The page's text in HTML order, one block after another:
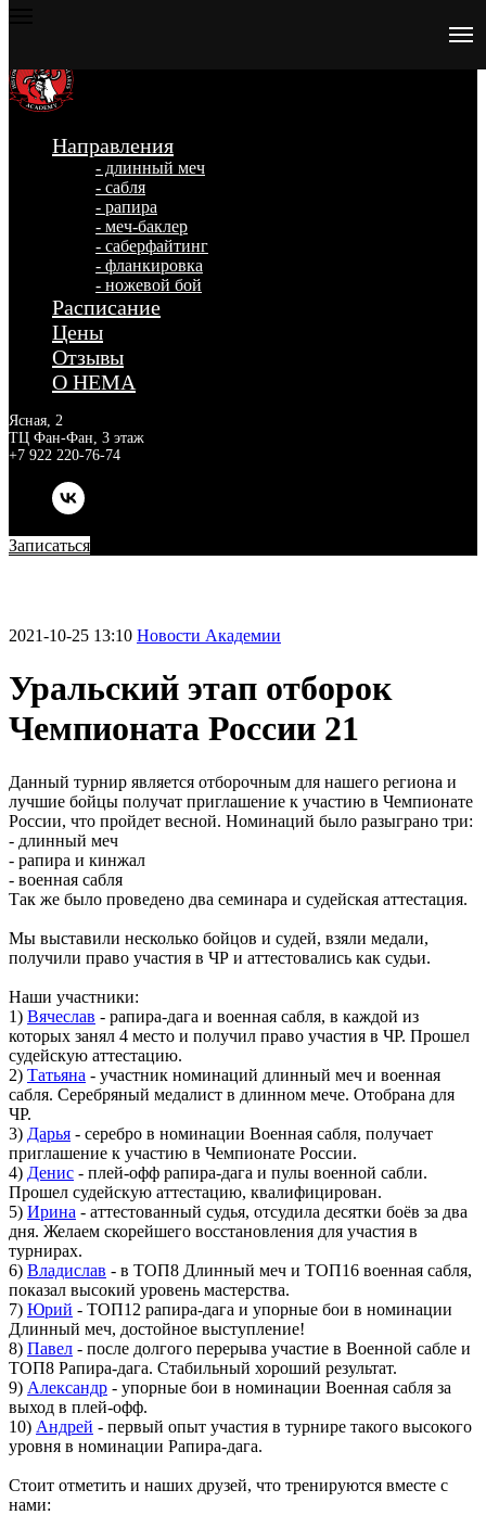
Направления
- длинный меч
- сабля
- рапира
- меч-баклер
- саберфайтинг
- фланкировка
- ножевой бой
Расписание
Цены
Отзывы
О HEMA
Ясная, 2
ТЦ Фан-Фан, 3 этаж
+7 922 220-76-74
Записаться
2021-10-25 13:10 Новости Академии
Уральский этап отборок
Чемпионата России 21
Данный турнир является отборочным для нашего региона и
лучшие бойцы получат приглашение к участию в Чемпионате
России, что пройдет весной. Номинаций было разыграно три:
- длинный меч
- рапира и кинжал
- военная сабля
Так же было проведено два семинара и судейская аттестация.
Мы выставили несколько бойцов и судей, взяли медали,
получили право участия в ЧР и аттестовались как судьи.
Наши участники:
1) Вячеслав - рапира-дага и военная сабля, в каждой из
которых занял 4 место и получил право участия в ЧР. Прошел
судейскую аттестацию.
2) Татьяна - участник номинаций длинный меч и военная
сабля. Серебряный медалист в длинном мече. Отобрана для
ЧР.
3) Дарья - серебро в номинации Военная сабля, получает
приглашение к участию в Чемпионате России.
4) Денис - плей-офф рапира-дага и пулы военной сабли.
Прошел судейскую аттестацию, квалифицирован.
5) Ирина - аттестованный судья, отсудила десятки боёв за два
дня. Желаем скорейшего восстановления для участия в
турнирах.
6) Владислав - в ТОП8 Длинный меч и ТОП16 военная сабля,
показал высокий уровень мастерства.
7) Юрий - ТОП12 рапира-дага и упорные бои в номинации
Длинный меч, достойное выступление!
8) Павел - после долгого перерыва участие в Военной сабле и
ТОП8 Рапира-дага. Стабильный хороший результат.
9) Александр - упорные бои в номинации Военная сабля за
выход в плей-офф.
10) Андрей - первый опыт участия в турнире такого высокого
уровня в номинации Рапира-дага.
Стоит отметить и наших друзей, что тренируются вместе с
нами: